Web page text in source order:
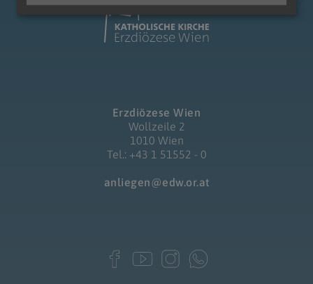
Erzdiözese Wien
Wollzeile 2
1010 Wien
Tel.: +43 1 51552 - 0
anliegen@edw.or.at